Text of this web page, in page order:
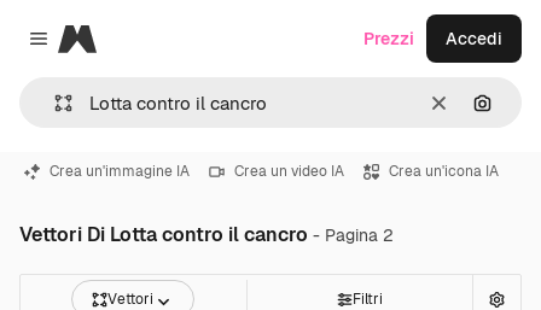
Close menu
Magnific
CancellaCerca
Prezzi Accedi
Crea un'immagine IA Crea un video IA Crea un'icona IA
Vettori Di Lotta contro il cancro - Pagina 2
Vettori Filtri